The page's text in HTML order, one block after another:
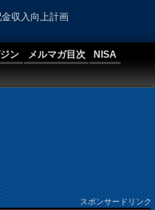
収入向上計画
ン メルマガ目次
NISA
スポンサードリンク